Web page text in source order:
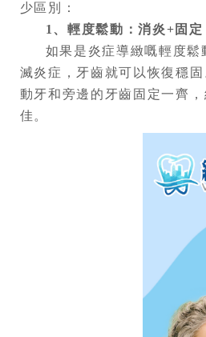
少區別：
1、輕度鬆動：消炎+固定
如果是炎症導緻嘅輕度
滅炎症，牙齒就可以恢復穩
動牙和旁邊的牙齒固定一齊
佳。